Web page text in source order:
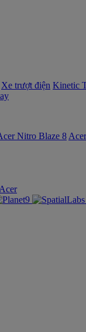
Xe trượt điện Kinetic
Nitro Blaze 8